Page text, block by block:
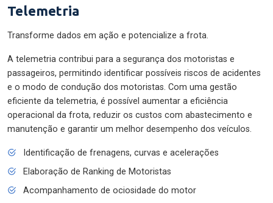
Telemetria
Transforme dados em ação e potencialize a frota.
A telemetria contribui para a segurança dos motoristas e
passageiros, permitindo identificar possíveis riscos de acidentes
e o modo de condução dos motoristas. Com uma gestão
eficiente da telemetria, é possível aumentar a eficiência
operacional da frota, reduzir os custos com abastecimento e
manutenção e garantir um melhor desempenho dos veículos.
Identificação de frenagens, curvas e acelerações
Elaboração de Ranking de Motoristas
Acompanhamento de ociosidade do motor